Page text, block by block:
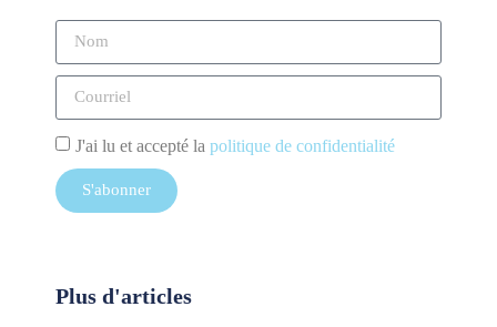
J'ai lu et accepté la politique de confidentialité
S'abonner
Plus d'articles